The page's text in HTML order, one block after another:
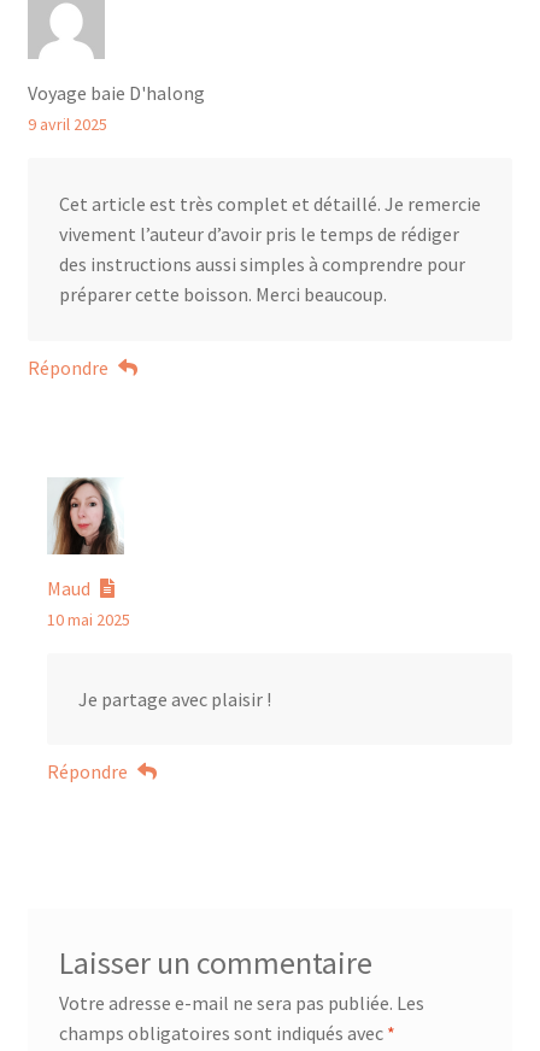
Voyage baie D'halong
9 avril 2025
Cet article est très complet et détaillé. Je remercie
vivement l’auteur d’avoir pris le temps de rédiger
des instructions aussi simples à comprendre pour
préparer cette boisson. Merci beaucoup.
Répondre
Maud
10 mai 2025
Je partage avec plaisir !
Répondre
Laisser un commentaire
Votre adresse e-mail ne sera pas publiée. Les
champs obligatoires sont indiqués avec *